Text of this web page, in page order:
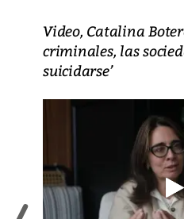
Video, Catalina
criminales, las
suicidarse’